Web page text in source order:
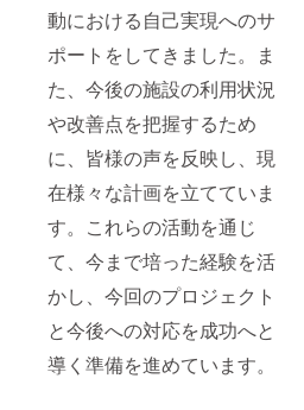
動における自己実現へのサ
ポートをしてきました。ま
た、今後の施設の利用状況
や改善点を把握するため
に、皆様の声を反映し、現
在様々な計画を立てていま
す。これらの活動を通じ
て、今まで培った経験を活
かし、今回のプロジェクト
と今後への対応を成功へと
導く準備を進めています。